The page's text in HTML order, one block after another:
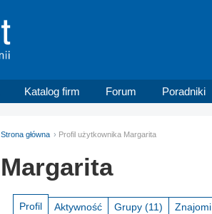
Katalog firm Forum Poradniki
Strona główna Profil użytkownika Margarita
Margarita
Profil Aktywność Grupy (11) Znajomi